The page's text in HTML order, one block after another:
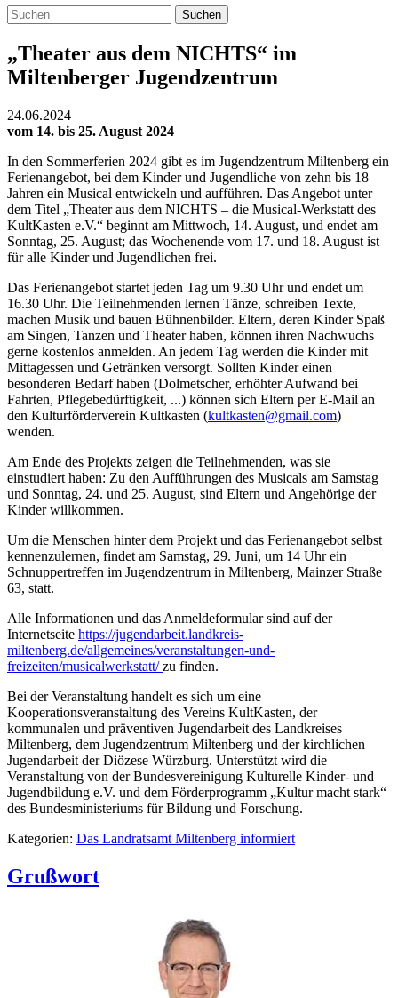
Suchen
„Theater aus dem NICHTS“ im
Miltenberger Jugendzentrum
24.06.2024
vom 14. bis 25. August 2024
In den Sommerferien 2024 gibt es im Jugendzentrum Miltenberg ein
Ferienangebot, bei dem Kinder und Jugendliche von zehn bis 18
Jahren ein Musical entwickeln und aufführen. Das Angebot unter
dem Titel „Theater aus dem NICHTS – die Musical-Werkstatt des
KultKasten e.V.“ beginnt am Mittwoch, 14. August, und endet am
Sonntag, 25. August; das Wochenende vom 17. und 18. August ist
für alle Kinder und Jugendlichen frei.
Das Ferienangebot startet jeden Tag um 9.30 Uhr und endet um
16.30 Uhr. Die Teilnehmenden lernen Tänze, schreiben Texte,
machen Musik und bauen Bühnenbilder. Eltern, deren Kinder Spaß
am Singen, Tanzen und Theater haben, können ihren Nachwuchs
gerne kostenlos anmelden. An jedem Tag werden die Kinder mit
Mittagessen und Getränken versorgt. Sollten Kinder einen
besonderen Bedarf haben (Dolmetscher, erhöhter Aufwand bei
Fahrten, Pflegebedürftigkeit, ...) können sich Eltern per E-Mail an
den Kulturförderverein Kultkasten (kultkasten@gmail.com)
wenden.
Am Ende des Projekts zeigen die Teilnehmenden, was sie
einstudiert haben: Zu den Aufführungen des Musicals am Samstag
und Sonntag, 24. und 25. August, sind Eltern und Angehörige der
Kinder willkommen.
Um die Menschen hinter dem Projekt und das Ferienangebot selbst
kennenzulernen, findet am Samstag, 29. Juni, um 14 Uhr ein
Schnuppertreffen im Jugendzentrum in Miltenberg, Mainzer Straße
63, statt.
Alle Informationen und das Anmeldeformular sind auf der
Internetseite https://jugendarbeit.landkreis-
miltenberg.de/allgemeines/veranstaltungen-und-
freizeiten/musicalwerkstatt/zu finden.
Bei der Veranstaltung handelt es sich um eine
Kooperationsveranstaltung des Vereins KultKasten, der
kommunalen und präventiven Jugendarbeit des Landkreises
Miltenberg, dem Jugendzentrum Miltenberg und der kirchlichen
Jugendarbeit der Diözese Würzburg. Unterstützt wird die
Veranstaltung von der Bundesvereinigung Kulturelle Kinder- und
Jugendbildung e.V. und dem Förderprogramm „Kultur macht stark“
des Bundesministeriums für Bildung und Forschung.
Kategorien: Das Landratsamt Miltenberg informiert
Grußwort